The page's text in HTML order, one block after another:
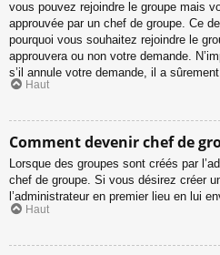
vous pouvez rejoindre le groupe mais
approuvée par un chef de groupe. Ce
pourquoi vous souhaitez rejoindre le
approuvera ou non votre demande.
s’il annule votre demande, il a
Haut
Comment devenir chef de
Lorsque des groupes sont créés par
chef de groupe. Si vous désirez créer
l’administrateur en premier lieu en lui
Haut